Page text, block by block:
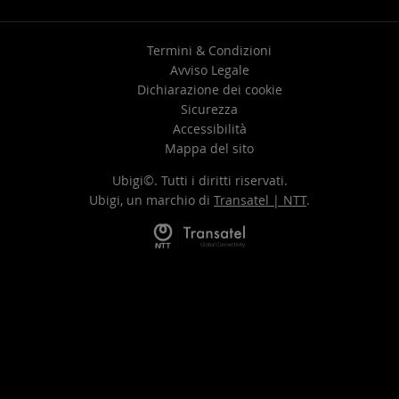
Termini & Condizioni
Avviso Legale
Dichiarazione dei cookie
Sicurezza
Accessibilità
Mappa del sito
Ubigi©. Tutti i diritti riservati.
Ubigi, un marchio di Transatel | NTT.